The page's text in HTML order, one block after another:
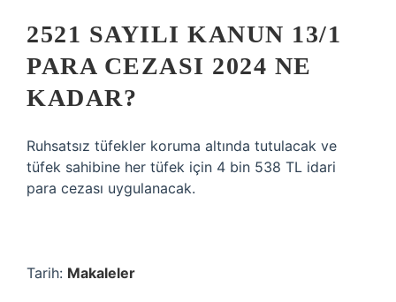
2521 SAYILI KANUN 13/1
PARA CEZASI 2024 NE
KADAR?
Ruhsatsız tüfekler koruma altında tutulacak ve
tüfek sahibine her tüfek için 4 bin 538 TL idari
para cezası uygulanacak.
Tarih: Makaleler